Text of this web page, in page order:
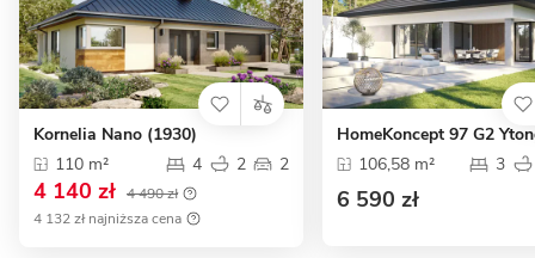
Kornelia Nano (1930)
110 m²
4 2 2
4 140 zł 4 490 zł
4 132 zł najniższa cena
HomeKoncept 97 G2
106,58 m²
3
6 590 zł